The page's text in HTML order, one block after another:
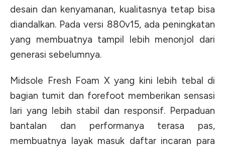
desain dan kenyamanan, kualitasnya tetap bisa
diandalkan. Pada versi 880v15, ada peningkatan
yang membuatnya tampil lebih menonjol dari
generasi sebelumnya.
Midsole Fresh Foam X yang kini lebih tebal di
bagian tumit dan forefoot memberikan sensasi
lari yang lebih stabil dan responsif. Perpaduan
bantalan dan performanya terasa pas,
membuatnya layak masuk daftar incaran para